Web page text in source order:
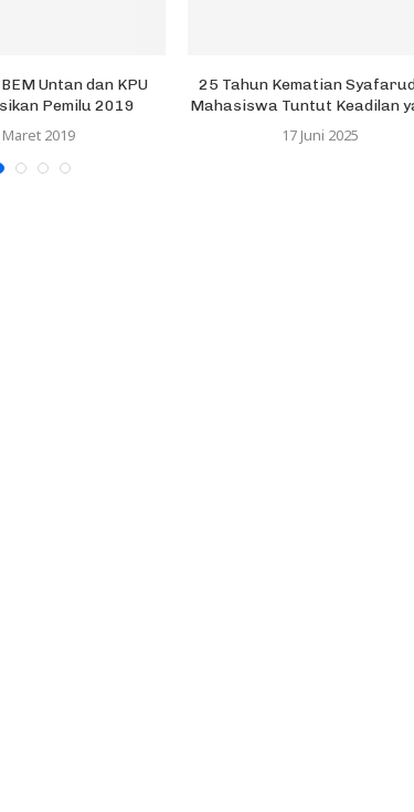
Untan dan KPU
Pemilu 2019
2019
25 Tahun Kematian
Mahasiswa Tuntut Keadilan
17 Juni 2025